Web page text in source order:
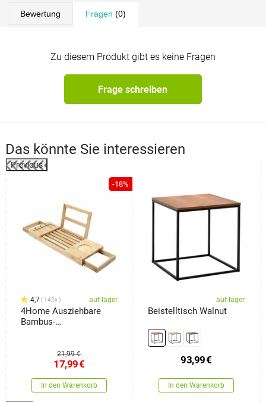
Bewertung Fragen (0)
Zu diesem Produkt gibt es keine Fragen
Frage schreiben
Das könnte Sie interessieren
Previous
-18%
4,7 142x auf lager
4Home Ausziehbare
Bambus-
21,99 €
17,99€
In den Warenkorb
auf lager
Beistelltisch Walnut
93,99€
In den Warenkorb